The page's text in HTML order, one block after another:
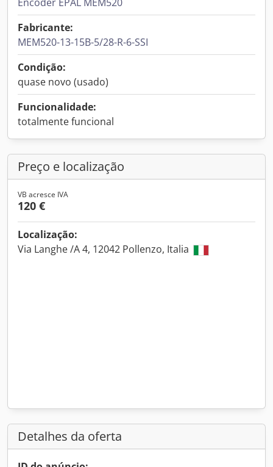
Fabricante:
MEM520-13-15B-5/28-R-6-SSI
Condição:
quase novo (usado)
Funcionalidade:
totalmente funcional
Preço e localização
VB acresce IVA
120 €
Localização:
Via Langhe /A 4, 12042 Pollenzo, Italia
Detalhes da oferta